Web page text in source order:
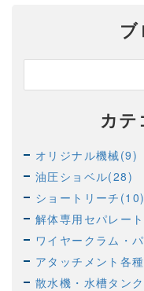
カテ
オリジナル機械(9)
油圧ショベル(28)
ショートリーチ(10)
解体専用セパレー
ワイヤークラム・
アタッチメント各
散水機・水槽タン